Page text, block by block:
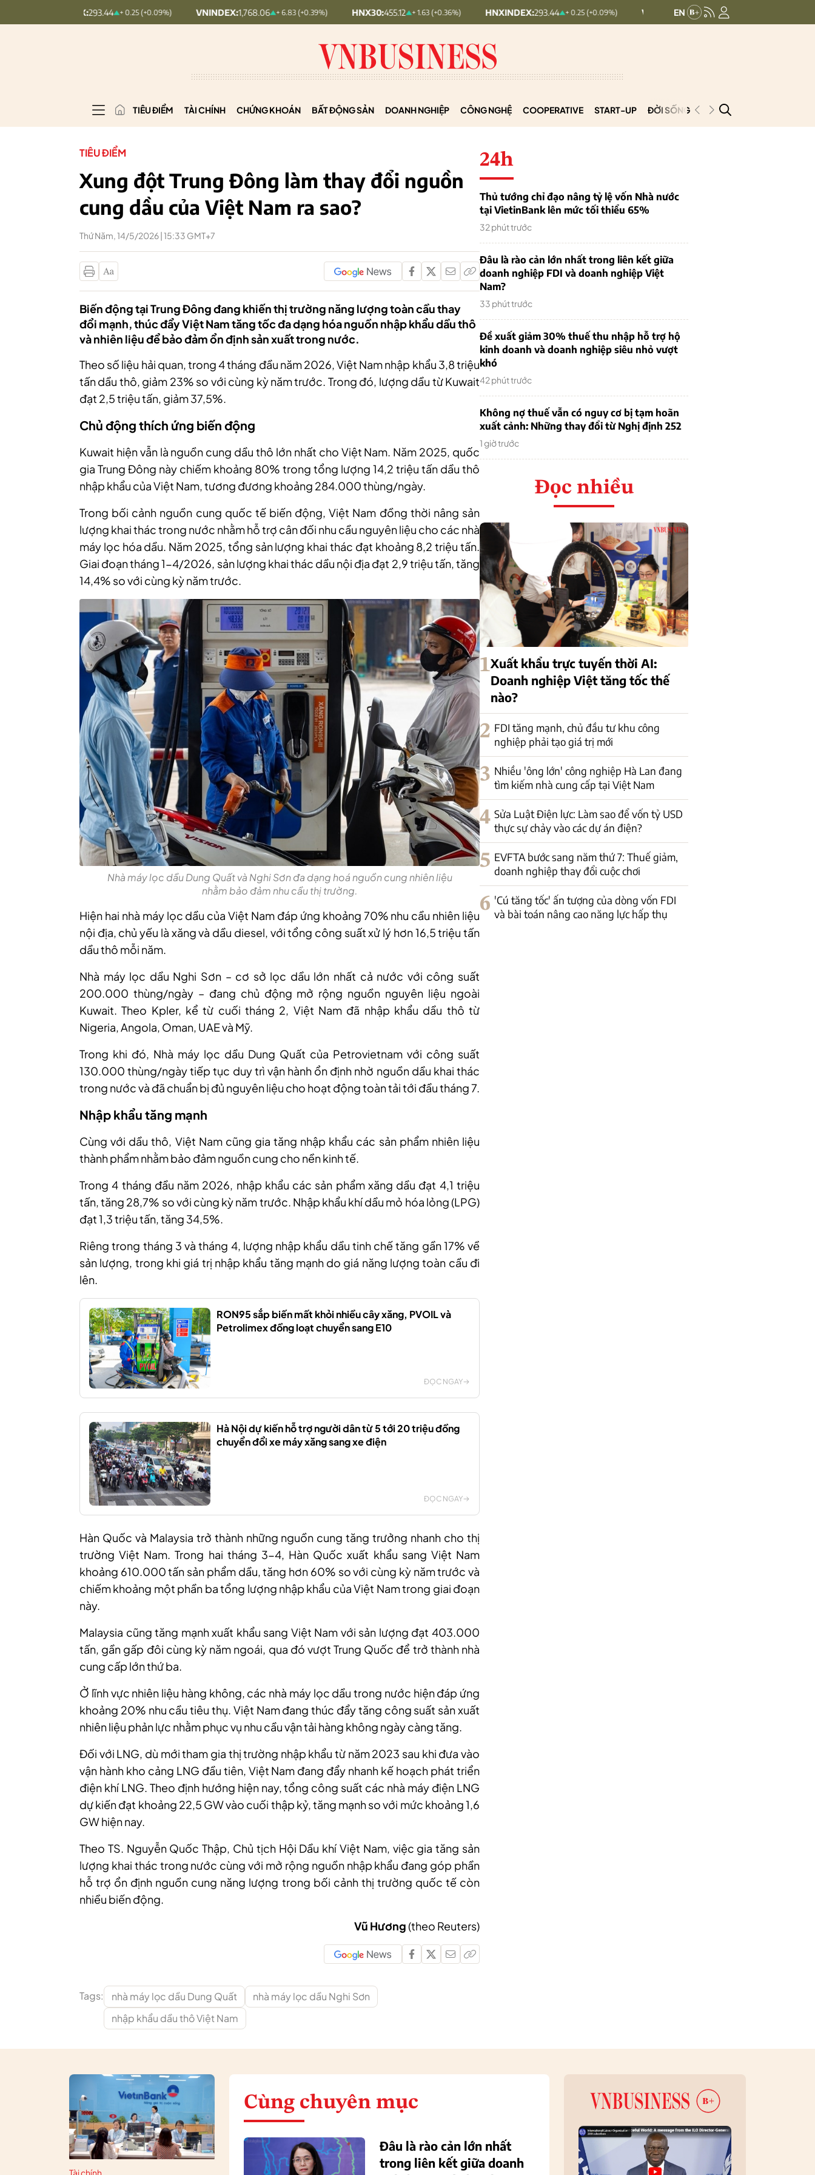
+ 0.25 (+0.09%) VNINDEX:1,768.06 + 6.83 (+0.39%) HNX30:455.12 + 1.63 (+0.36%) HNXINDEX:293.44 + 0.25 (+0.09%) VNINDEX: 1,768.06 + 6.83 (+0.39%)
TIÊU ĐIỂM TÀI CHÍNH CHỨNG KHOÁN BẤT ĐỘNG SẢN DOANH NGHIỆP CÔNG NGHỆ COOPERATIVE START-UP ĐỜI SỐNG PODCAST
TIÊU ĐIỂM
Xung đột Trung Đông làm thay đổi nguồn
cung dầu của Việt Nam ra sao?
Thứ Năm, 14/5/2026 | 15:33 GMT+7
Biến động tại Trung Đông đang khiến thị trường năng lượng toàn cầu thay
đổi mạnh, thúc đẩy Việt Nam tăng tốc đa dạng hóa nguồn nhập khẩu dầu thô
và nhiên liệu để bảo đảm ổn định sản xuất trong nước.
Theo số liệu hải quan, trong 4 tháng đầu năm 2026, Việt Nam nhập khẩu 3,8 triệu
tấn dầu thô, giảm 23% so với cùng kỳ năm trước. Trong đó, lượng dầu từ Kuwait
đạt 2,5 triệu tấn, giảm 37,5%.
Chủ động thích ứng biến động
Kuwait hiện vẫn là nguồn cung dầu thô lớn nhất cho Việt Nam. Năm 2025, quốc
gia Trung Đông này chiếm khoảng 80% trong tổng lượng 14,2 triệu tấn dầu thô
nhập khẩu của Việt Nam, tương đương khoảng 284.000 thùng/ngày.
Trong bối cảnh nguồn cung quốc tế biến động, Việt Nam đồng thời nâng sản
lượng khai thác trong nước nhằm hỗ trợ cân đối nhu cầu nguyên liệu cho các nhà
máy lọc hóa dầu. Năm 2025, tổng sản lượng khai thác đạt khoảng 8,2 triệu tấn.
Giai đoạn tháng 1-4/2026, sản lượng khai thác dầu nội địa đạt 2,9 triệu tấn, tăng
14,4% so với cùng kỳ năm trước.
Nhà máy lọc dầu Dung Quất và Nghi Sơn đa dạng hoá nguồn cung nhiên liệu
nhằm bảo đảm nhu cầu thị trường.
Hiện hai nhà máy lọc dầu của Việt Nam đáp ứng khoảng 70% nhu cầu nhiên liệu
nội địa, chủ yếu là xăng và dầu diesel, với tổng công suất xử lý hơn 16,5 triệu tấn
dầu thô mỗi năm.
Nhà máy lọc dầu Nghi Sơn – cơ sở lọc dầu lớn nhất cả nước với công suất
200.000 thùng/ngày – đang chủ động mở rộng nguồn nguyên liệu ngoài
Kuwait. Theo Kpler, kể từ cuối tháng 2, Việt Nam đã nhập khẩu dầu thô từ
Nigeria, Angola, Oman, UAE và Mỹ.
Trong khi đó, Nhà máy lọc dầu Dung Quất của Petrovietnam với công suất
130.000 thùng/ngày tiếp tục duy trì vận hành ổn định nhờ nguồn dầu khai thác
trong nước và đã chuẩn bị đủ nguyên liệu cho hoạt động toàn tải tới đầu tháng 7.
Nhập khẩu tăng mạnh
Cùng với dầu thô, Việt Nam cũng gia tăng nhập khẩu các sản phẩm nhiên liệu
thành phẩm nhằm bảo đảm nguồn cung cho nền kinh tế.
Trong 4 tháng đầu năm 2026, nhập khẩu các sản phẩm xăng dầu đạt 4,1 triệu
tấn, tăng 28,7% so với cùng kỳ năm trước. Nhập khẩu khí dầu mỏ hóa lỏng (LPG)
đạt 1,3 triệu tấn, tăng 34,5%.
Riêng trong tháng 3 và tháng 4, lượng nhập khẩu dầu tinh chế tăng gần 17% về
sản lượng, trong khi giá trị nhập khẩu tăng mạnh do giá năng lượng toàn cầu đi
lên.
RON95 sắp biến mất khỏi nhiều cây xăng, PVOIL và
Petrolimex đồng loạt chuyển sang E10
ĐỌC NGAY
Hà Nội dự kiến hỗ trợ người dân từ 5 tới 20 triệu đồng
chuyển đổi xe máy xăng sang xe điện
ĐỌC NGAY
Hàn Quốc và Malaysia trở thành những nguồn cung tăng trưởng nhanh cho thị
trường Việt Nam. Trong hai tháng 3-4, Hàn Quốc xuất khẩu sang Việt Nam
khoảng 610.000 tấn sản phẩm dầu, tăng hơn 60% so với cùng kỳ năm trước và
chiếm khoảng một phần ba tổng lượng nhập khẩu của Việt Nam trong giai đoạn
này.
Malaysia cũng tăng mạnh xuất khẩu sang Việt Nam với sản lượng đạt 403.000
tấn, gần gấp đôi cùng kỳ năm ngoái, qua đó vượt Trung Quốc để trở thành nhà
cung cấp lớn thứ ba.
Ở lĩnh vực nhiên liệu hàng không, các nhà máy lọc dầu trong nước hiện đáp ứng
khoảng 20% nhu cầu tiêu thụ. Việt Nam đang thúc đẩy tăng công suất sản xuất
nhiên liệu phản lực nhằm phục vụ nhu cầu vận tải hàng không ngày càng tăng.
Đối với LNG, dù mới tham gia thị trường nhập khẩu từ năm 2023 sau khi đưa vào
vận hành kho cảng LNG đầu tiên, Việt Nam đang đẩy nhanh kế hoạch phát triển
điện khí LNG. Theo định hướng hiện nay, tổng công suất các nhà máy điện LNG
dự kiến đạt khoảng 22,5 GW vào cuối thập kỷ, tăng mạnh so với mức khoảng 1,6
GW hiện nay.
Theo TS. Nguyễn Quốc Thập, Chủ tịch Hội Dầu khí Việt Nam, việc gia tăng sản
lượng khai thác trong nước cùng với mở rộng nguồn nhập khẩu đang góp phần
hỗ trợ ổn định nguồn cung năng lượng trong bối cảnh thị trường quốc tế còn
nhiều biến động.
Vũ Hương(theo Reuters)
Tags: nhà máy lọc dầu Dung Quất
nhà máy lọc dầu Nghi Sơn
nhập khẩu dầu thô Việt Nam
24h
Thủ tướng chỉ đạo nâng tỷ lệ vốn Nhà nước
tại VietinBank lên mức tối thiểu 65%
32 phút trước
Đâu là rào cản lớn nhất trong liên kết giữa
doanh nghiệp FDI và doanh nghiệp Việt
Nam?
33 phút trước
Đề xuất giảm 30% thuế thu nhập hỗ trợ hộ
kinh doanh và doanh nghiệp siêu nhỏ vượt
khó
42 phút trước
Không nợ thuế vẫn có nguy cơ bị tạm hoãn
xuất cảnh: Những thay đổi từ Nghị định 252
1 giờ trước
Đọc nhiều
1Xuất khẩu trực tuyến thời AI:
Doanh nghiệp Việt tăng tốc thế
nào?
2 FDI tăng mạnh, chủ đầu tư khu công
nghiệp phải tạo giá trị mới
3 Nhiều 'ông lớn' công nghiệp Hà Lan đang
tìm kiếm nhà cung cấp tại Việt Nam
4 Sửa Luật Điện lực: Làm sao để vốn tỷ USD
thực sự chảy vào các dự án điện?
5 EVFTA bước sang năm thứ 7: Thuế giảm,
doanh nghiệp thay đổi cuộc chơi
6 'Cú tăng tốc' ấn tượng của dòng vốn FDI
và bài toán nâng cao năng lực hấp thụ
Cùng chuyên mục
Đâu là rào cản lớn nhất
trong liên kết giữa doanh